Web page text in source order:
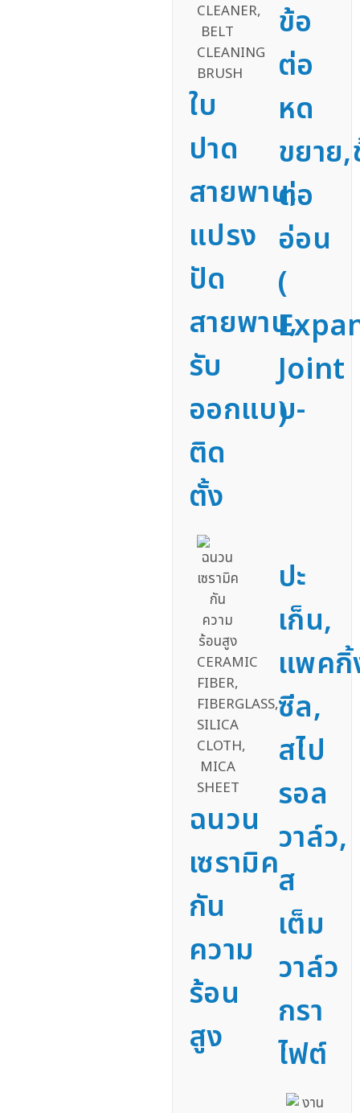
ใบ
ปาด
สายพาน,
แปรง
ปัด
สายพาน,
รับ
ออกแบบ-
ติด
ตั้ง
ข้อ
ต่อ
หด
ขยาย
ต่อ
อ่อน
(
Joint
)
ฉนวน
เซรามิค
กัน
ความ
ร้อน
สูง
ปะ
เก็น,
แพคกิ้
ซีล,
สไป
รอล
วาล์ว,
ส
เต็ม
วาล์ว
กรา
ไฟต์